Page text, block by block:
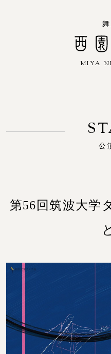
西
MIYA
公
第56回筑波大学